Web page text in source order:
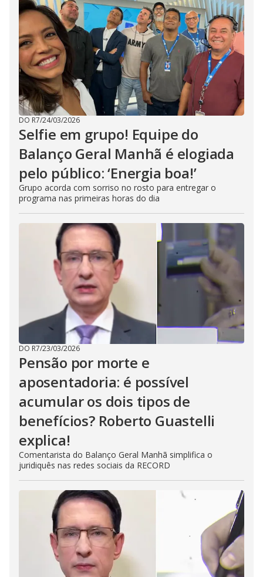
DO R7/24/03/2026
Selfie em grupo! Equipe do
Balanço Geral Manhã é elogiada
pelo público: ‘Energia boa!’
Grupo acorda com sorriso no rosto para entregar o
programa nas primeiras horas do dia
DO R7/23/03/2026
Pensão por morte e
aposentadoria: é possível
acumular os dois tipos de
benefícios? Roberto Guastelli
explica!
Comentarista do Balanço Geral Manhã simplifica o
juridiquês nas redes sociais da RECORD